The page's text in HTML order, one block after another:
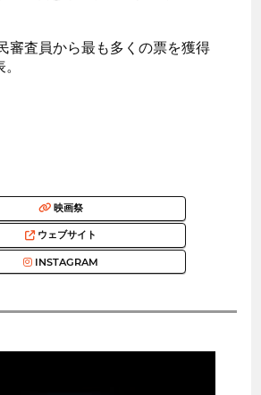
審査員から最も多くの票を獲得
映画祭
ウェブサイト
INSTAGRAM